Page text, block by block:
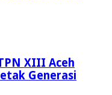
XIII Aceh
Generasi